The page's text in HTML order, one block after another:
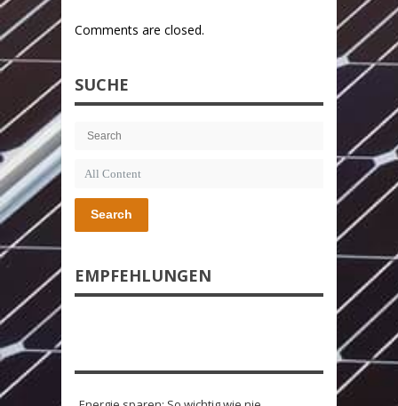
Comments are closed.
SUCHE
Search
EMPFEHLUNGEN